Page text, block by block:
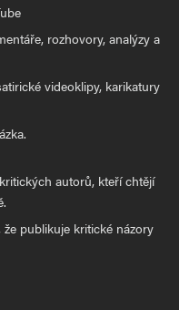
rozhovory, analýzy a
videoklipy, karikatury
autorů, kteří chtějí
publikuje kritické názory